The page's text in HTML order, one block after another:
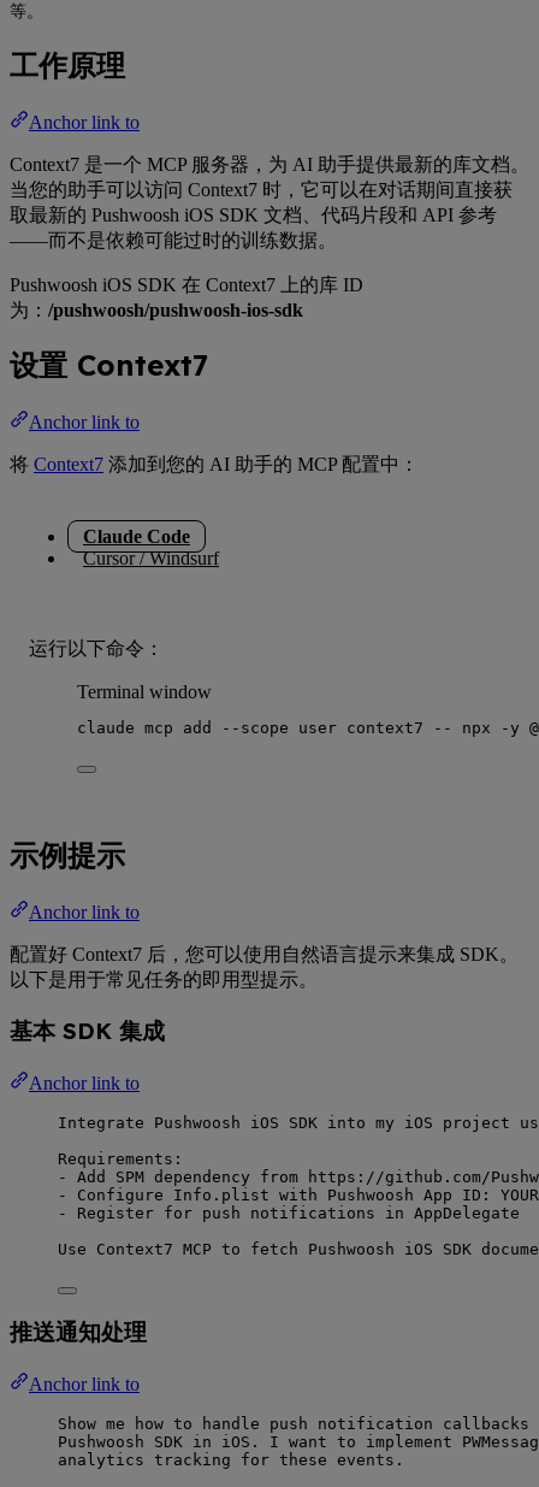
等。
工作原理
Anchor link to
Context7 是一个 MCP 服务器，为 AI 助手提供最新的库文档。
当您的助手可以访问 Context7 时，它可以在对话期间直接获
取最新的 Pushwoosh iOS SDK 文档、代码片段和 API 参考
——而不是依赖可能过时的训练数据。
Pushwoosh iOS SDK 在 Context7 上的库 ID
为： /pushwoosh/pushwoosh-ios-sdk
设置 Context7
Anchor link to
将 Context7 添加到您的 AI 助手的 MCP 配置中：
Claude Code
Cursor / Windsurf
运行以下命令：
Terminal window
claude mcp add --scope user context7 -- npx -y
示例提示
Anchor link to
配置好 Context7 后，您可以使用自然语言提示来集成 SDK。
以下是用于常见任务的即用型提示。
基本 SDK 集成
Anchor link to
Integrate Pushwoosh iOS SDK into my iOS project
Requirements:
- Add SPM dependency from https://github.com/
- Configure Info.plist with Pushwoosh App ID:
- Register for push notifications in AppDelegate
Use Context7 MCP to fetch Pushwoosh iOS SDK
推送通知处理
Anchor link to
Show me how to handle push notification
Pushwoosh SDK in iOS. I want to implement
analytics tracking for these events.